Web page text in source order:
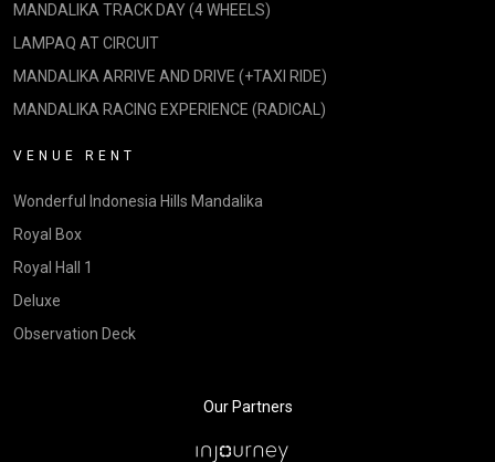
MANDALIKA TRACK DAY (4 WHEELS)
LAMPAQ AT CIRCUIT
MANDALIKA ARRIVE AND DRIVE (+TAXI RIDE)
MANDALIKA RACING EXPERIENCE (RADICAL)
VENUE RENT
Wonderful Indonesia Hills Mandalika
Royal Box
Royal Hall 1
Deluxe
Observation Deck
Our Partners